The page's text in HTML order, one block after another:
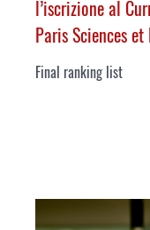
l’iscrizione al
Paris Sciences
Final ranking list